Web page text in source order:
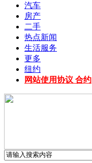
汽车
房产
二手
热点新闻
生活服务
更多
纽约
网站使用协议 合约